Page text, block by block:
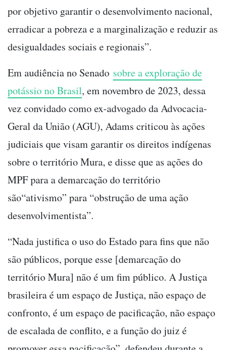
por objetivo garantir o desenvolvimento nacional,
erradicar a pobreza e a marginalização e reduzir as
desigualdades sociais e regionais”.
Em audiência no Senado sobre a exploração de
potássio no Brasil, em novembro de 2023, dessa
vez convidado como ex-advogado da Advocacia-
Geral da União (AGU), Adams criticou às ações
judiciais que visam garantir os direitos indígenas
sobre o território Mura, e disse que as ações do
MPF para a demarcação do território
são“ativismo” para “obstrução de uma ação
desenvolvimentista”.
“Nada justifica o uso do Estado para fins que não
são públicos, porque esse [demarcação do
território Mura] não é um fim público. A Justiça
brasileira é um espaço de Justiça, não espaço de
confronto, é um espaço de pacificação, não espaço
de escalada de conflito, e a função do juiz é